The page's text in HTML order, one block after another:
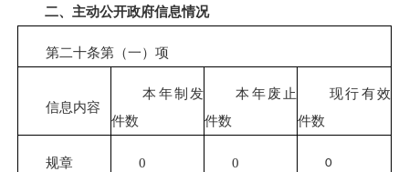
二、主动公开政府信息情况
第二十条第（一）项
信息内容
本年制发
件数
本年废止
件数
现行有效
件数
规章 0 0 0